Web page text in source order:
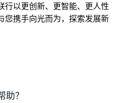
行以更创新、更智能、更人性
您携手向光而为，探索发展新
？